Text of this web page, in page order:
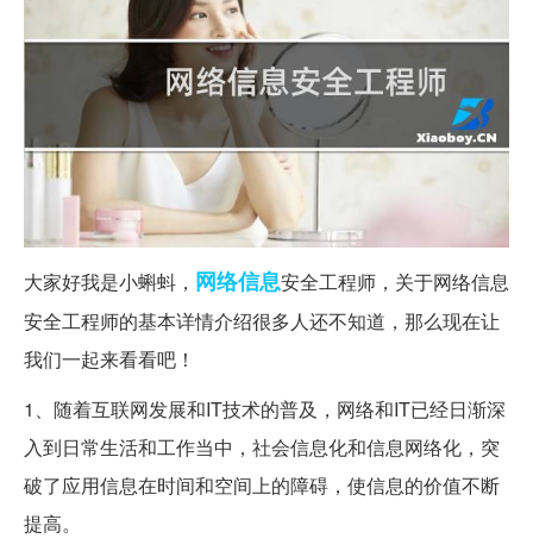
大家好我是小蝌蚪， 网络信息安全工程师，关于网络信息
安全工程师的基本详情介绍很多人还不知道，那么现在让
我们一起来看看吧！
1、随着互联网发展和IT技术的普及，网络和IT已经日渐深
入到日常生活和工作当中，社会信息化和信息网络化，突
破了应用信息在时间和空间上的障碍，使信息的价值不断
提高。